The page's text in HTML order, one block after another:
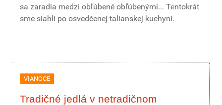
sa zaradia medzi obľúbené obľúbenými... Tentokrát
sme siahli po osvedčenej talianskej kuchyni.
VIANOCE
Tradičné jedlá v netradičnom